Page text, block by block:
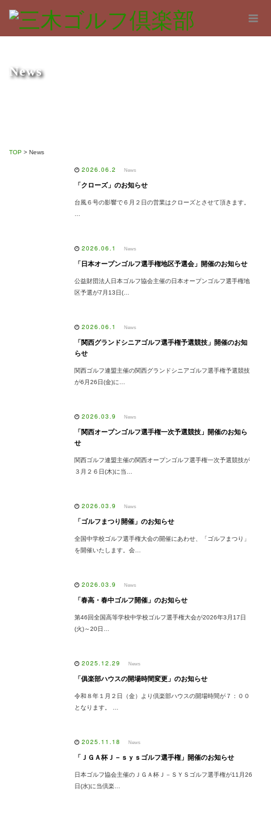
News
TOP > News
2026.06.2 News
「クローズ」のお知らせ
台風６号の影響で６月２日の営業はクローズとさせて頂きます。
2026.06.1 News
「日本オープンゴルフ選手権地区予選会」開催のお知らせ
公益財団法人日本ゴルフ協会主催の日本オープンゴルフ選手権地
区予選が7月13日(…
2026.06.1 News
「関西グランドシニアゴルフ選手権予選競技」開催のお知
らせ
関西ゴルフ連盟主催の関西グランドシニアゴルフ選手権予選競技
が6月26日(金)に…
2026.03.9 News
「関西オープンゴルフ選手権一次予選競技」開催のお知ら
せ
関西ゴルフ連盟主催の関西オープンゴルフ選手権一次予選競技が
３月２６日(木)に当…
2026.03.9 News
「ゴルフまつり開催」のお知らせ
全国中学校ゴルフ選手権大会の開催にあわせ、「ゴルフまつり」
を開催いたします。会…
2026.03.9 News
「春高・春中ゴルフ開催」のお知らせ
第46回全国高等学校中学校ゴルフ選手権大会が2026年3月17日
(火)～20日…
2025.12.29 News
「俱楽部ハウスの開場時間変更」のお知らせ
令和８年１月２日（金）より倶楽部ハウスの開場時間が７：００
となります。 …
2025.11.18 News
「ＪＧＡ杯Ｊ－ｓｙｓゴルフ選手権」開催のお知らせ
日本ゴルフ協会主催のＪＧＡ杯Ｊ－ＳＹＳゴルフ選手権が11月26
日(水)に当倶楽…